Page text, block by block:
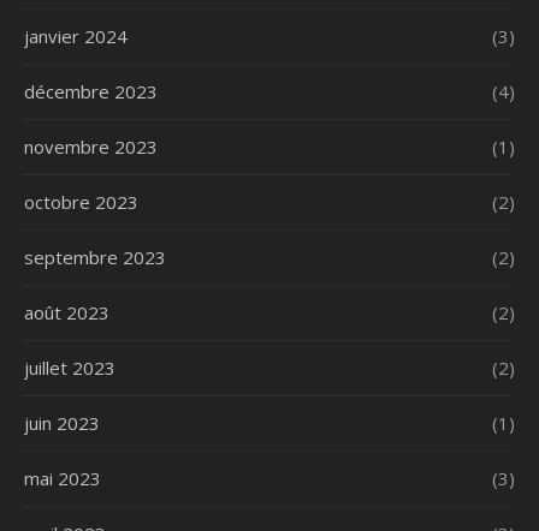
janvier 2024 (3)
décembre 2023 (4)
novembre 2023 (1)
octobre 2023 (2)
septembre 2023 (2)
août 2023 (2)
juillet 2023 (2)
juin 2023 (1)
mai 2023 (3)